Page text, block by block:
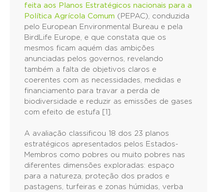
feita aos Planos Estratégicos nacionais para a
Política Agrícola Comum (PEPAC), conduzida
pelo European Environmental Bureau e pela
BirdLife Europe, e que constata que os
mesmos ficam aquém das ambições
anunciadas pelos governos, revelando
também a falta de objetivos claros e
coerentes com as necessidades, medidas e
financiamento para travar a perda de
biodiversidade e reduzir as emissões de gases
com efeito de estufa [1].
A avaliação classificou 18 dos 23 planos
estratégicos apresentados pelos Estados-
Membros como pobres ou muito pobres nas
diferentes dimensões exploradas: espaço
para a natureza, proteção dos prados e
pastagens, turfeiras e zonas húmidas, verba